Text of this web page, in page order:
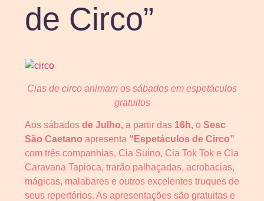
de Circo”
Cias de circo animam os sábados em espetáculos
gratuitos
Aos sábados de Julho, a partir das 16h, o Sesc
São Caetano apresenta “Espetáculos de Circo”
com três companhias, Cia Suino, Cia Tok Tok e Cia
Caravana Tapioca, trarão palhaçadas, acrobacias,
mágicas, malabares e outros excelentes truques de
seus repertórios. As apresentações são gratuitas e